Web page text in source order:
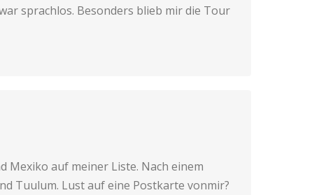
sprachlos. Besonders blieb mir die Tour
Mexiko auf meiner Liste. Nach einem
Tuulum. Lust auf eine Postkarte vonmir?